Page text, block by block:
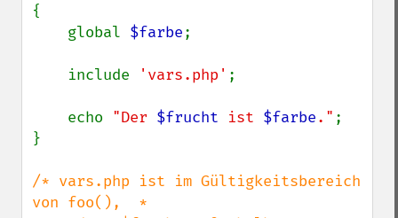
{
    global
$farbe;
    include
'vars.php' ;
    echo
"Der $frucht ist $farbe." ;
}
/* vars.php ist im Gültigkeitsbereich
von foo(),  *